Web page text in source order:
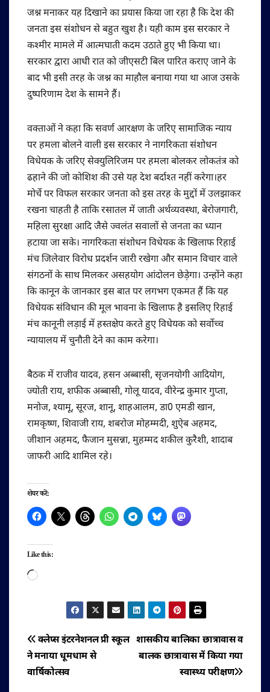
जश्न मनाकर यह दिखाने का प्रयास किया जा रहा है कि देश की
जनता इस संशोधन से बहुत खुश है। यही काम इस सरकार ने
कश्मीर मामले में आत्मघाती कदम उठाते हुए भी किया था।
सरकार द्वारा आधी रात को जीएसटी बिल पारित कराए जाने के
बाद भी इसी तरह के जश्न का माहौल बनाया गया था आज उसके
दुष्परिणाम देश के सामने हैं।
वक्ताओं ने कहा कि सवर्ण आरक्षण के जरिए सामाजिक न्याय
पर हमला बोलने वाली इस सरकार ने नागरिकता संशोधन
विधेयक के जरिए सेक्युलिरिजम पर हमला बोलकर लोकतंत्र को
ढहाने की जो कोशिश की उसे यह देश बर्दाश्त नहीं करेगा।हर
मोर्चे पर विफल सरकार जनता को इस तरह के मुद्दों में उलझाकर
रखना चाहती है ताकि रसातल में जाती अर्थव्यवस्था, बेरोजगारी,
महिला सुरक्षा आदि जैसे ज्वलंत सवालों से जनता का ध्यान
हटाया जा सके। नागरिकता संशोधन विधेयक के खिलाफ रिहाई
मंच जिलेवार विरोध प्रदर्शन जारी रखेगा और समान विचार वाले
संगठनों के साथ मिलकर असहयोग आंदोलन छेड़ेगा। उन्होंने कहा
कि कानून के जानकार इस बात पर लगभग एकमत हैं कि यह
विधेयक संविधान की मूल भावना के खिलाफ है इसलिए रिहाई
मंच कानूनी लड़ाई में हस्तक्षेप करते हुए विधेयक को सर्वोच्च
न्यायालय में चुनौती देने का काम करेगा।
बैठक में राजीव यादव, हसन अब्बासी, सृजनयोगी आदियोग,
ज्योती राय, शफीक अब्बासी, गोलू यादव, वीरेन्द्र कुमार गुप्ता,
मनोज, श्यामू, सूरज, शानू, शाहआलम, डा0 एमडी खान,
रामकृष्ण, शिवाजी राय, शबरोज मोहम्मदी, शुऐब अहमद,
जीशान अहमद, फैजान मुसन्ना, मुहम्मद शकील कुरैशी, शादाब
जाफरी आदि शामिल रहे।
शेयर करें:
Like this:
Loading…
पोस्ट
नेविगेशन
शासकीय बालिका छात्रावास व
बालक छात्रावास में किया गया
स्वास्थ्य परीक्षण
क्लेप्स इंटरनेशनल प्री स्कूल
ने मनाया धूमधाम से
वार्षिकोत्सव